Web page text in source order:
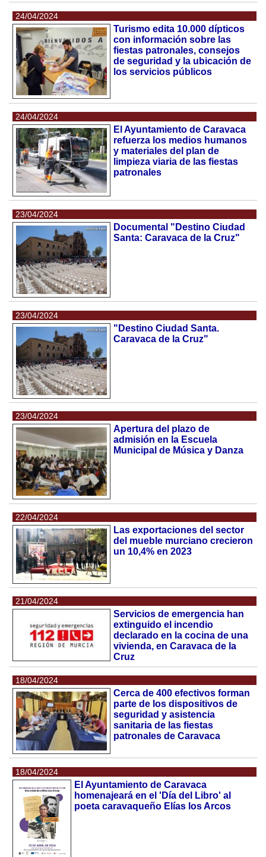
24/04/2024
Turismo edita 10.000 dípticos
con información sobre las
fiestas patronales, consejos
de seguridad y la ubicación de
los servicios públicos
24/04/2024
El Ayuntamiento de Caravaca
refuerza los medios humanos
y materiales del plan de
limpieza viaria de las fiestas
patronales
23/04/2024
Documental "Destino Ciudad
Santa: Caravaca de la Cruz"
23/04/2024
"Destino Ciudad Santa.
Caravaca de la Cruz"
23/04/2024
Apertura del plazo de
admisión en la Escuela
Municipal de Música y Danza
22/04/2024
Las exportaciones del sector
del mueble murciano crecieron
un 10,4% en 2023
21/04/2024
Servicios de emergencia han
extinguido el incendio
declarado en la cocina de una
vivienda, en Caravaca de la
Cruz
18/04/2024
Cerca de 400 efectivos forman
parte de los dispositivos de
seguridad y asistencia
sanitaria de las fiestas
patronales de Caravaca
18/04/2024
El Ayuntamiento de Caravaca
homenajeará en el 'Día del Libro' al
poeta caravaqueño Elías los Arcos